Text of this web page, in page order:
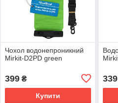
Чохол водонепроникний
Mirkit-D2PD green
399₴
Купити
339